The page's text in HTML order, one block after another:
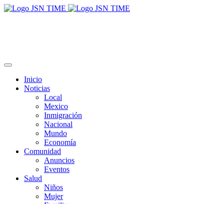
Inicio
Noticias
Local
Mexico
Inmigración
Nacional
Mundo
Economía
Comunidad
Anuncios
Eventos
Salud
Niños
Mujer